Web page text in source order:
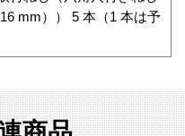
16 mm）） 5 本（1 本は予